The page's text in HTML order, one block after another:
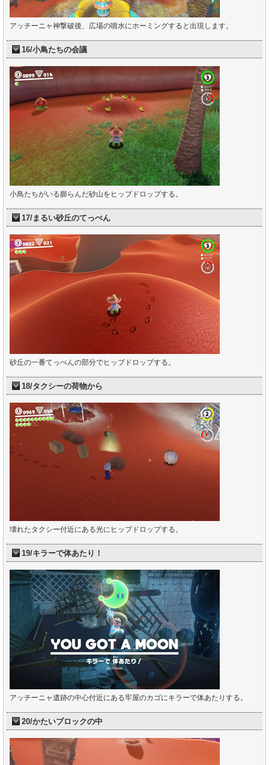
アッチーニャ神撃破後、広場の噴水にホーミングすると出現します。
16/小鳥たちの会議
小鳥たちがいる膨らんだ砂山をヒップドロップする。
17/まるい砂丘のてっぺん
砂丘の一番てっぺんの部分でヒップドロップする。
18/タクシーの荷物から
壊れたタクシー付近にある光にヒップドロップする。
19/キラーで体あたり！
アッチーニャ遺跡の中心付近にある牢屋のカゴにキラーで体あたりする。
20/かたいブロックの中